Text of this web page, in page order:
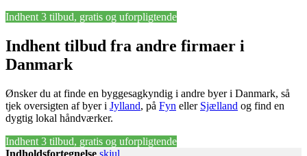
Indhent 3 tilbud, gratis og uforpligtende
Indhent tilbud fra andre firmaer i
Danmark
Ønsker du at finde en byggesagkyndig i andre byer i Danmark, så
tjek oversigten af byer i Jylland, på Fyn eller Sjælland og find en
dygtig lokal håndværker.
Indhent 3 tilbud, gratis og uforpligtende
Indholdsfortegnelse skjul